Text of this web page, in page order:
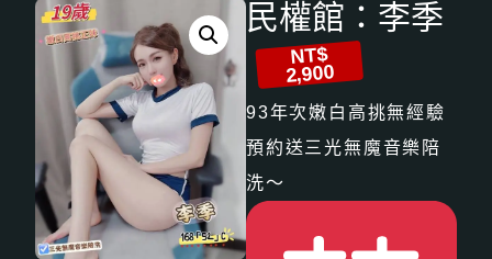
民權館：李季
NT$
2,900
93年次嫩白高挑無經驗
預約送三光無魔音樂陪
洗～